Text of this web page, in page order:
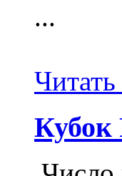
...
Кубок